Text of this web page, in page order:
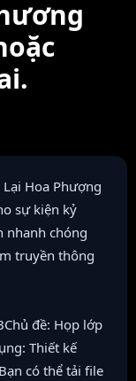
Hoa Phượng
sự kiện kỷ
nhanh chóng
truyền thông
đề: Họp lớp
Thiết kế
có thể tải file